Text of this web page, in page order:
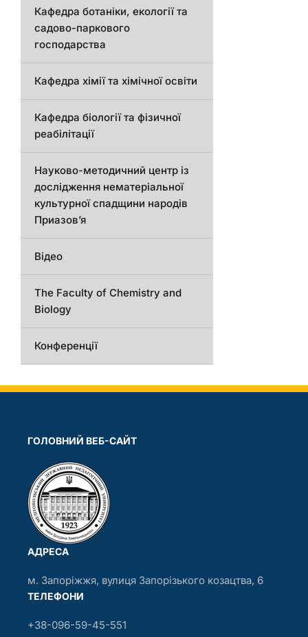
Кафедра ботаніки, екології та
садово-паркового
господарства
Кафедра хімії та хімічної освіти
Кафедра біології та фізичної
реабілітації
Науково-методичний центр із
дослідження нематеріальної
культурної спадщини народів
Приазов’я
Відео
The Faculty of Chemistry and
Biology
Конференції
ГОЛОВНИЙ ВЕБ-САЙТ
АДРЕСА
м. Запоріжжя, вулиця Запорізького козацтва, 6
ТЕЛЕФОНИ
+38-096-59-45-551